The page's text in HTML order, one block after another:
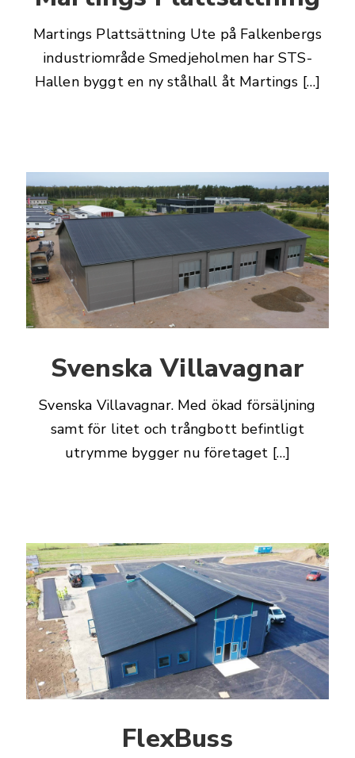
Martings Plattsättning Ute på Falkenbergs
industriområde Smedjeholmen har STS-
Hallen byggt en ny stålhall åt Martings […]
Svenska Villavagnar
Svenska Villavagnar. Med ökad försäljning
samt för litet och trångbott befintligt
utrymme bygger nu företaget […]
FlexBuss